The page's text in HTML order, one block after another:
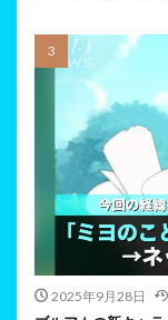
2025年9月28日